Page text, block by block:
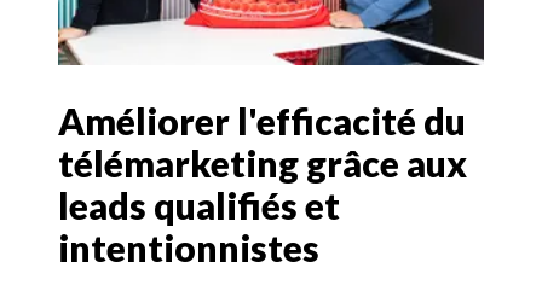
Améliorer l'efficacité du
télémarketing grâce aux
leads qualifiés et
intentionnistes